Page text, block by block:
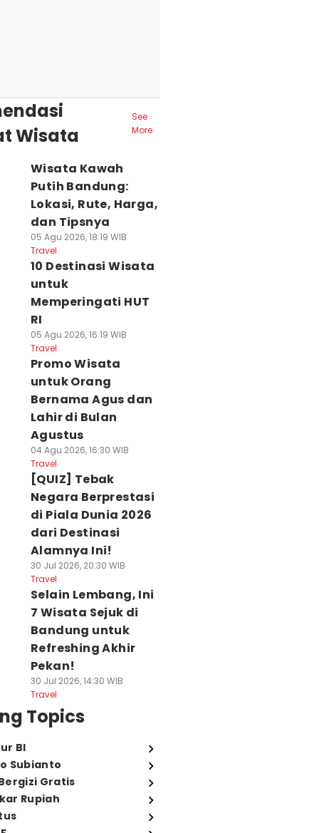
Wisata
See
More
Wisata Kawah
Putih Bandung:
Lokasi, Rute, Harga,
dan Tipsnya
05 Agu 2026, 18:19 WIB
Travel
10 Destinasi Wisata
untuk
Memperingati HUT
RI
05 Agu 2026, 16:19 WIB
Travel
Promo Wisata
untuk Orang
Bernama Agus dan
Lahir di Bulan
Agustus
04 Agu 2026, 16:30 WIB
Travel
[QUIZ] Tebak
Negara Berprestasi
di Piala Dunia 2026
dari Destinasi
Alamnya Ini!
30 Jul 2026, 20:30 WIB
Travel
Selain Lembang, Ini
7 Wisata Sejuk di
Bandung untuk
Refreshing Akhir
Pekan!
30 Jul 2026, 14:30 WIB
Travel
Topics
BI
Subianto
Gratis
Rupiah